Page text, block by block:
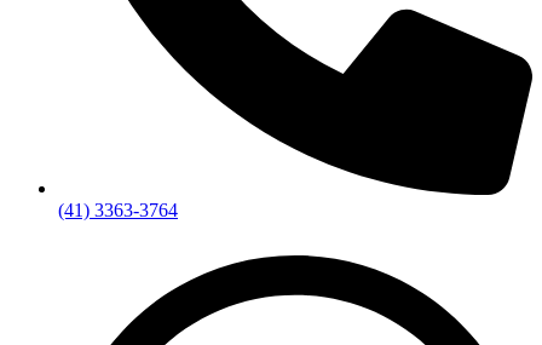
(41) 3363-3764